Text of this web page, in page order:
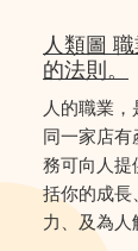
人類圖
的法則。
人的職業
同一家店
務可向人
括你的成
力、及為人